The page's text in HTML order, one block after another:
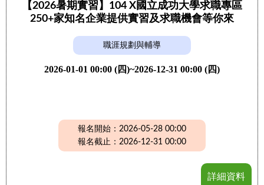
【2026暑期實習】104 X國立成功大學求職專區
250+家知名企業提供實習及求職機會等你來
職涯規劃與輔導
2026-01-01 00:00 (四)~2026-12-31 00:00 (四)
報名開始：2026-05-28 00:00
報名截止：2026-12-31 00:00
詳細資料